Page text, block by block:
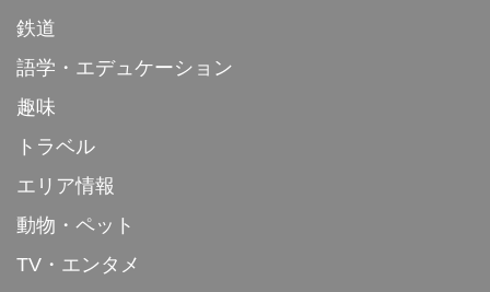
鉄道
語学・エデュケーション
趣味
トラベル
エリア情報
動物・ペット
TV・エンタメ